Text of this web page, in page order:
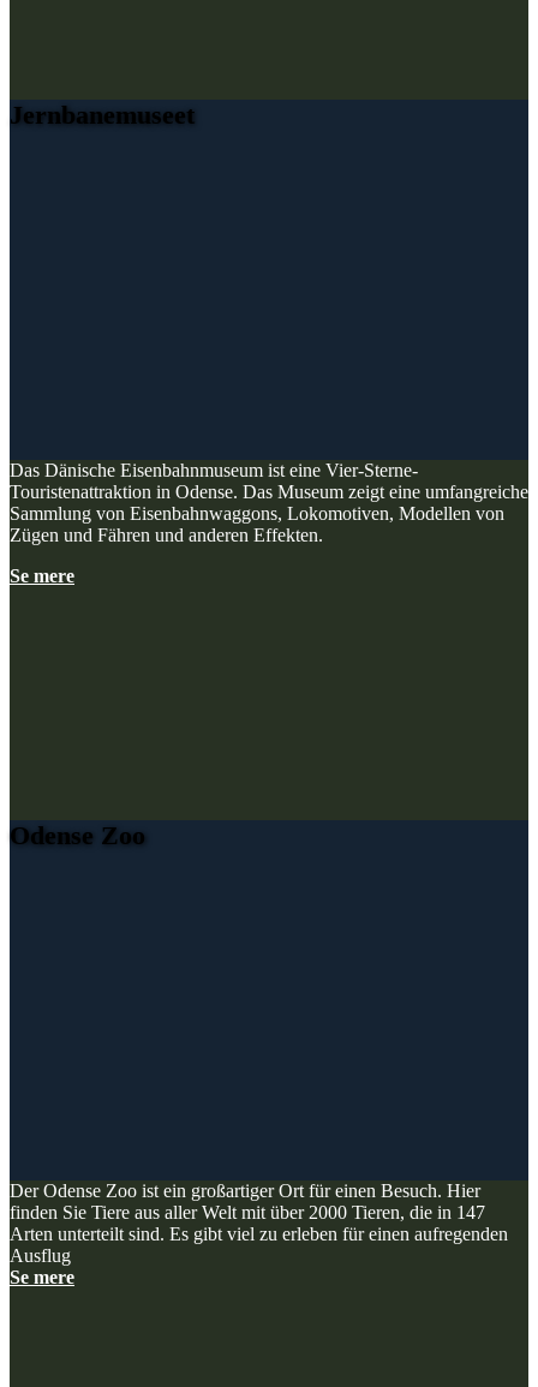
Jernbanemuseet
Das Dänische Eisenbahnmuseum ist eine Vier-Sterne-
Touristenattraktion in Odense. Das Museum zeigt eine umfangreiche
Sammlung von Eisenbahnwaggons, Lokomotiven, Modellen von
Zügen und Fähren und anderen Effekten.
Se mere
Odense Zoo
Der Odense Zoo ist ein großartiger Ort für einen Besuch. Hier
finden Sie Tiere aus aller Welt mit über 2000 Tieren, die in 147
Arten unterteilt sind. Es gibt viel zu erleben für einen aufregenden
Ausflug
Se mere